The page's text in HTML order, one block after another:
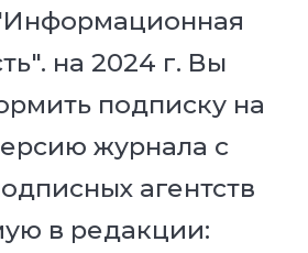
на 2024 г. Вы
подписку на
журнала с
агентств
в редакции: